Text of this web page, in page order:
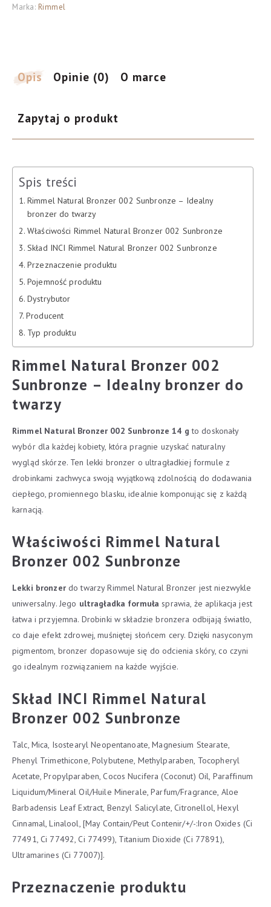
Sunbronze,
Marka: Rimmel
Opis Opinie (0) O marce
Zapytaj o produkt
Spis treści
Rimmel Natural Bronzer 002 Sunbronze – Idealny
bronzer do twarzy
Właściwości Rimmel Natural Bronzer 002 Sunbronze
Skład INCI Rimmel Natural Bronzer 002 Sunbronze
Przeznaczenie produktu
Pojemność produktu
Dystrybutor
Producent
Typ produktu
Rimmel Natural Bronzer 002
Sunbronze – Idealny bronzer do
twarzy
Rimmel Natural Bronzer 002 Sunbronze 14 g to doskonały
wybór dla każdej kobiety, która pragnie uzyskać naturalny
wygląd skórze. Ten lekki bronzer o ultragładkiej formule z
drobinkami zachwyca swoją wyjątkową zdolnością do dodawania
ciepłego, promiennego blasku, idealnie komponując się z każdą
karnacją.
Właściwości Rimmel Natural
Bronzer 002 Sunbronze
Lekki bronzerdo twarzy Rimmel Natural Bronzer jest niezwykle
uniwersalny. Jego ultragładka formuła sprawia, że aplikacja jest
łatwa i przyjemna. Drobinki w składzie bronzera odbijają światło,
co daje efekt zdrowej, muśniętej słońcem cery. Dzięki nasyconym
pigmentom, bronzer dopasowuje się do odcienia skóry, co czyni
go idealnym rozwiązaniem na każde wyjście.
Skład INCI Rimmel Natural
Bronzer 002 Sunbronze
Talc, Mica, Isostearyl Neopentanoate, Magnesium Stearate,
Phenyl Trimethicone, Polybutene, Methylparaben, Tocopheryl
Acetate, Propylparaben, Cocos Nucifera (Coconut) Oil, Paraffinum
Liquidum/Mineral Oil/Huile Minerale, Parfum/Fragrance, Aloe
Barbadensis Leaf Extract, Benzyl Salicylate, Citronellol, Hexyl
Cinnamal, Linalool, [May Contain/Peut Contenir/+/-:Iron Oxides (Ci
77491, Ci 77492, Ci 77499), Titanium Dioxide (Ci 77891),
Ultramarines (Ci 77007)].
Przeznaczenie produktu